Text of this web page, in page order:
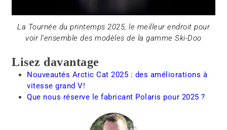
La Tournée du printemps 2025, le meilleur endroit pour
voir l’ensemble des modèles de la gamme Ski-Doo
Lisez davantage
Nouveautés Arctic Cat 2025 : des améliorations à
vitesse grand V!
Que nous réserve le fabricant Polaris pour 2025 ?